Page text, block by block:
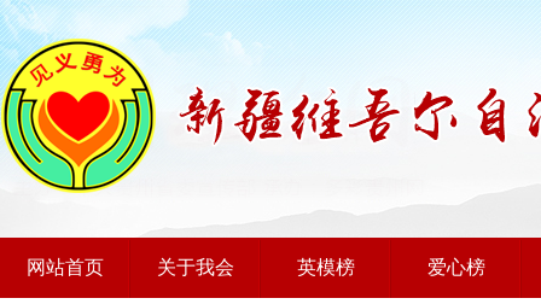
网站首页 关于我会 英模榜 爱心榜